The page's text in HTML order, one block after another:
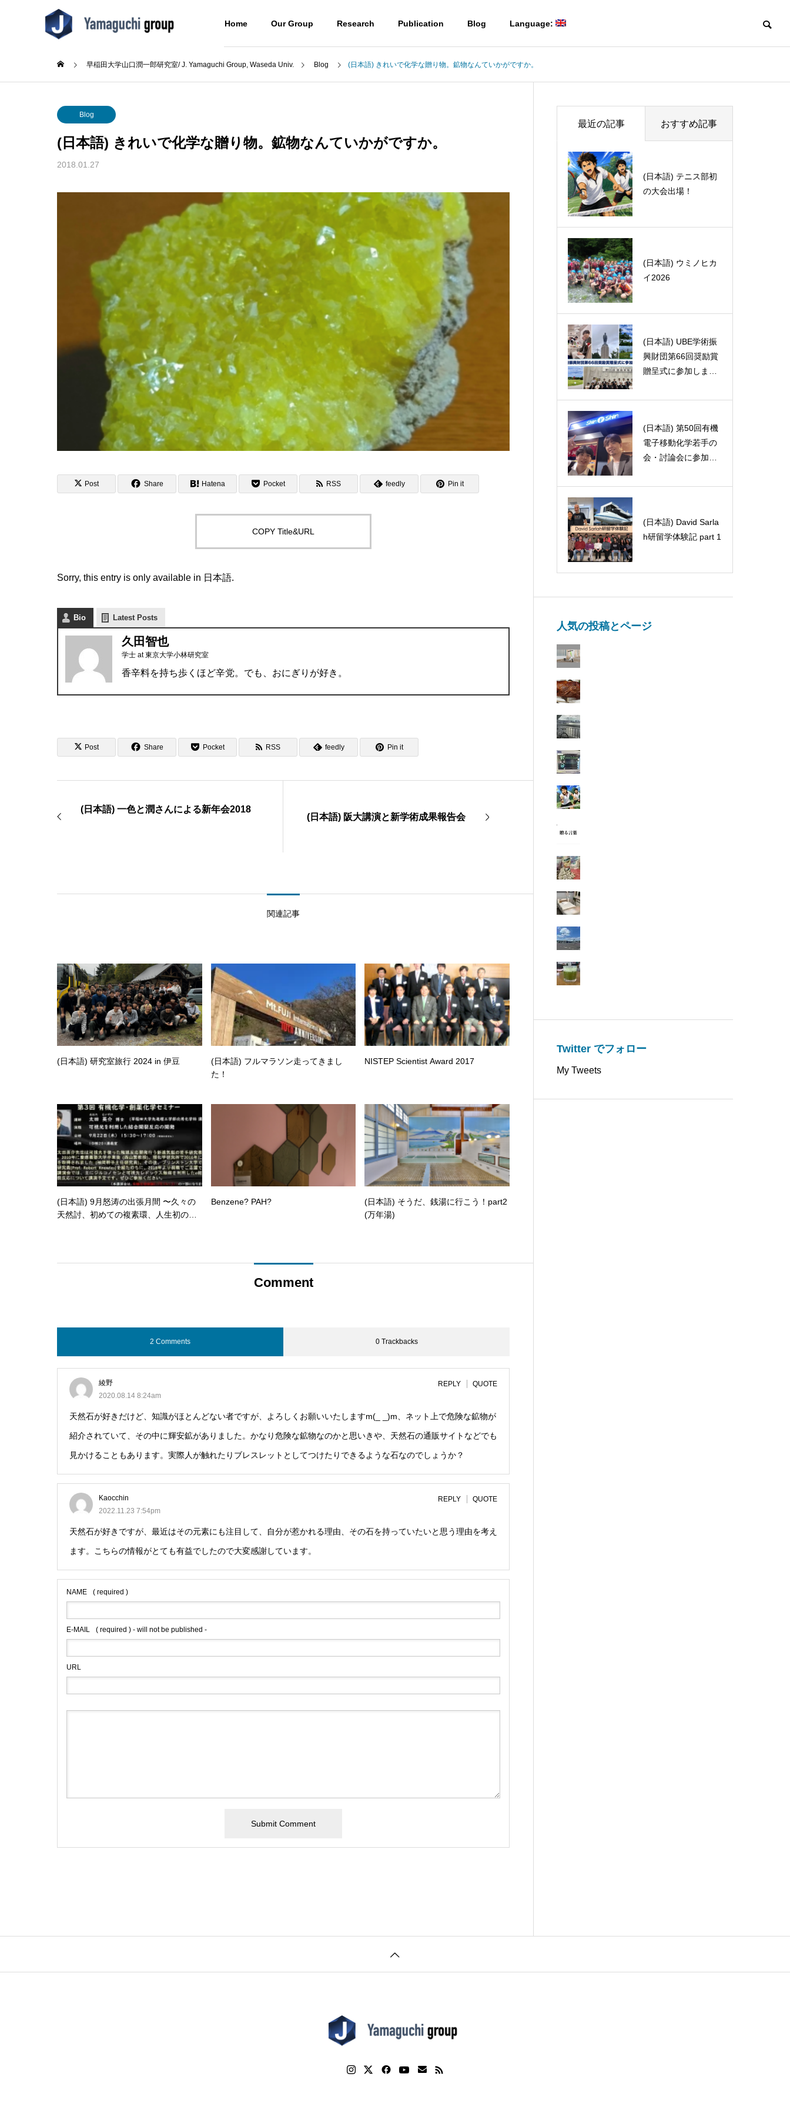
Home Our Group Research Publication Blog Language:
About Us
Members
研究室メンバー
Alumni
同窓生
Access
アクセス
Collaboration
共同研究
Research
Building molecules
分子をつなぐ。
Destroying molecules
分子をぶっ壊す。
molecules
革新的な分子をつくる。
Blog
(日本語) テニス部初の大会出
(日本語) ウミノヒカイ2026
(日本語) UBE学術振興財団第6
6回奨励賞贈呈式に参加しまし
た
(日本語) 第50回有機電子移動
化学若手の会・討論会に参加
しました。
体験記 part 1
早稲田大学山口潤一郎研究室/ J. Yamaguchi Group, Waseda Univ. Blog (日本語) きれいで化学な贈り物。鉱物なんていかがですか。
Blog
(日本語) きれいで化学な贈り物。鉱物なんていかがですか。
2018.01.27
Post Share Hatena Pocket RSS feedly Pin it
COPY Title&URL
Sorry, this entry is only available in 日本語.
Bio Latest Posts
久田智也
学士 at東京大学小林研究室
香辛料を持ち歩くほど辛党。でも、おにぎりが好き。
Post Share Pocket RSS feedly Pin it
(日本語) 一色と潤さんによる新年会2018
(日本語) 阪大講演と新学術成果報告会
関連記事
(日本語) 研究室旅行 2024 in 伊豆
(日本語) フルマラソン走ってきまし
た！
NISTEP Scientist Award 2017
(日本語) 9月怒涛の出張月間 〜久々の
天然討、初めての複素環、人生初の招
Benzene? PAH?
(日本語) そうだ、銭湯に行こう！part2
(万年湯)
Comment
2 Comments 0 Trackbacks
綾野
2020.08.14 8:24am
REPLY QUOTE
天然石が好きだけど、知識がほとんどない者ですが、よろしくお願いいたしますm(_ _)m、ネット上で危険な鉱物が
紹介されていて、その中に輝安鉱がありました。かなり危険な鉱物なのかと思いきや、天然石の通販サイトなどでも
見かけることもあります。実際人が触れたりブレスレットとしてつけたりできるような石なのでしょうか？
Kaocchin
2022.11.23 7:54pm
REPLY QUOTE
天然石が好きですが、最近はその元素にも注目して、自分が惹かれる理由、その石を持っていたいと思う理由を考え
ます。こちらの情報がとても有益でしたので大変感謝しています。
NAME ( required )
E-MAIL ( required ) - will not be published -
URL
最近の記事 おすすめ記事
(日本語) テニス部初
の大会出場！
(日本語) ウミノヒカ
イ2026
(日本語) UBE学術振
興財団第66回奨励賞
贈呈式に参加しまし
(日本語) 第50回有機
電子移動化学若手の
会・討論会に参加し
(日本語) David Sarla
h研留学体験記 part 1
(日本語) 春の酒ガチ
ャまつり
(日本語) 人工知能の
はなし
Meeting: Grant-in-Ai
d for Scientific Resea
rch on Innovative Ar
on of a Catalyst Havi
Meeting: Grant-in-Ai
d for Scientific Resea
rch on Innovative Ar
on of a Catalyst Havi
Itami Lab students c
(日本語) 詩を一篇捧
げる
人気の投稿とページ
Twitter でフォロー
My Tweets